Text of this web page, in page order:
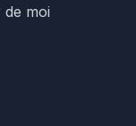
moi